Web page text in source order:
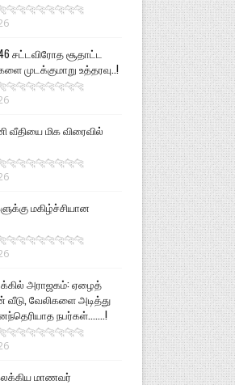
சட்டவிரோத சூதாட்ட
உத்தரவு..!
வீதியை மிக விரைவில்
மகிழ்ச்சியான
அராஜகம்: ஏழைத்
வீடு, வேலிகளை அடித்து
நபர்கள்.......!
மாணவர்